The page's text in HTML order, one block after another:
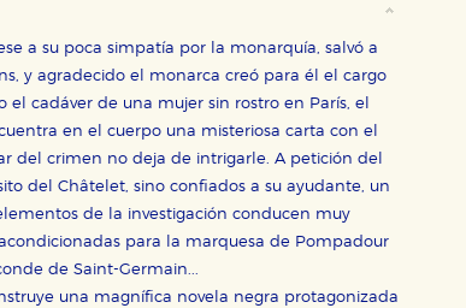
a su poca simpatía por la monarquía, salvó a
y agradecido el monarca creó para él el cargo
cadáver de una mujer sin rostro en París, el
en el cuerpo una misteriosa carta con el
del crimen no deja de intrigarle. A petición del
del Châtelet, sino confiados a su ayudante, un
de la investigación conducen muy
para la marquesa de Pompadour
de Saint-Germain...
una magnífica novela negra protagonizada
web funcione y no es posible deshabilitarlas desde
posible que algunas áreas de nuestra web dejen de
de navegación y optimizar el funcionamiento de
reconfigurarlos cada vez que nos visita. La